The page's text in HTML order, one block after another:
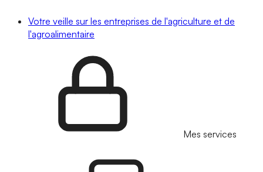
Votre veille sur les entreprises de l'agriculture et de
l'agroalimentaire
Mes services